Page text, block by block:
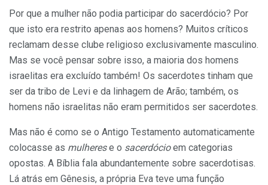
Por que a mulher não podia participar do sacerdócio? Por
que isto era restrito apenas aos homens? Muitos críticos
reclamam desse clube religioso exclusivamente masculino.
Mas se você pensar sobre isso, a maioria dos homens
israelitas era excluído também! Os sacerdotes tinham que
ser da tribo de Levi e da linhagem de Arão; também, os
homens não israelitas não eram permitidos ser sacerdotes.
Mas não é como se o Antigo Testamento automaticamente
colocasse as mulherese o sacerdócioem categorias
opostas. A Bíblia fala abundantemente sobre sacerdotisas.
Lá atrás em Gênesis, a própria Eva teve uma função